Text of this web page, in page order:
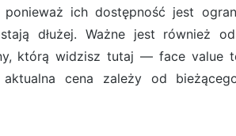
ich dostępność jest
dłużej. Ważne jest również
którą widzisz tutaj — face value
cena zależy od